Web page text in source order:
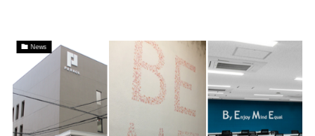
News